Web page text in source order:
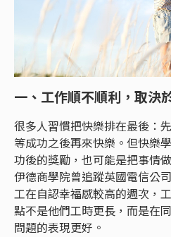
一、工作順不順利，取決
很多人習慣把快樂排在最後：
等成功之後再來快樂。但快樂
功後的獎勵，也可能是把事情
伊德商學院曾追蹤英國電信公
工在自認幸福感較高的週次，
點不是他們工時更長，而是在
問題的表現更好。